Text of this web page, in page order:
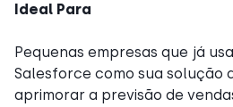
Ideal Para
Pequenas empresas que já
Salesforce como sua solução
aprimorar a previsão de